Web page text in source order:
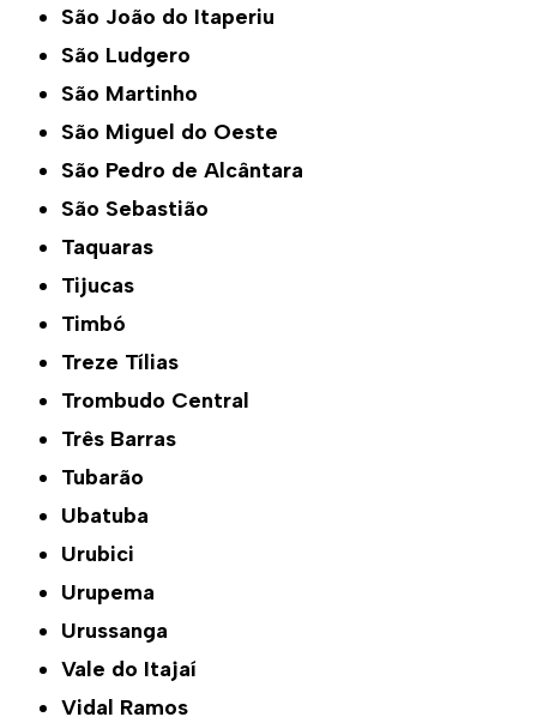
São João do Itaperiu
São Ludgero
São Martinho
São Miguel do Oeste
São Pedro de Alcântara
São Sebastião
Taquaras
Tijucas
Timbó
Treze Tílias
Trombudo Central
Três Barras
Tubarão
Ubatuba
Urubici
Urupema
Urussanga
Vale do Itajaí
Vidal Ramos